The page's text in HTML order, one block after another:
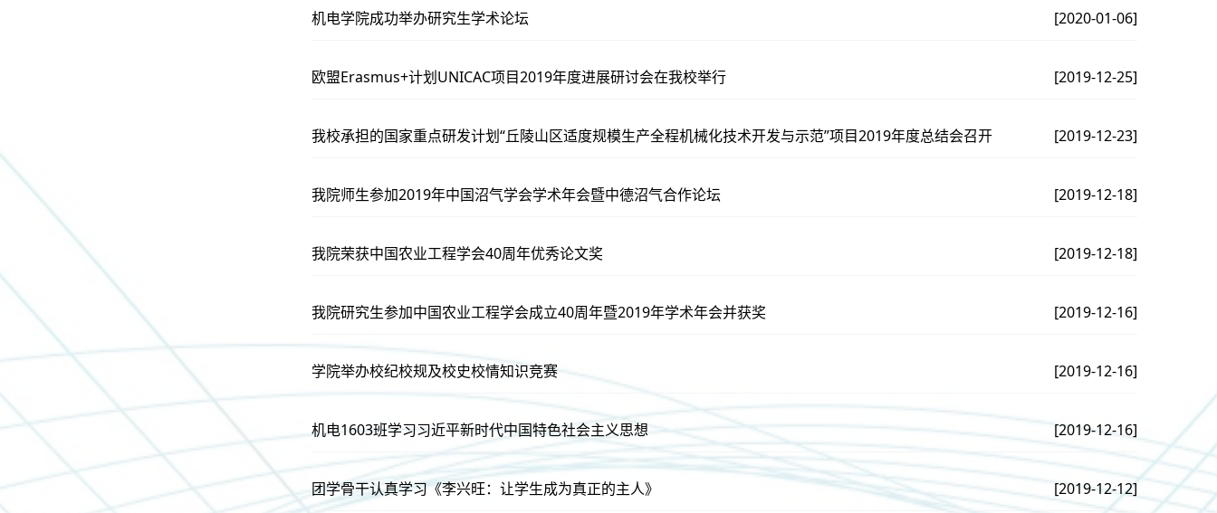
机电学院成功举办研究生学术论坛 [2020-01-06]
欧盟Erasmus+计划UNICAC项目2019年度进展研讨会在我校举行 [2019-12-25]
我校承担的国家重点研发计划“丘陵山区适度规模生产全程机械化技术开发与示范”项目2019年度总结会召开 [2019-12-23]
我院师生参加2019年中国沼气学会学术年会暨中德沼气合作论坛 [2019-12-18]
我院荣获中国农业工程学会40周年优秀论文奖 [2019-12-18]
我院研究生参加中国农业工程学会成立40周年暨2019年学术年会并获奖 [2019-12-16]
学院举办校纪校规及校史校情知识竞赛 [2019-12-16]
机电1603班学习习近平新时代中国特色社会主义思想 [2019-12-16]
团学骨干认真学习《李兴旺：让学生成为真正的主人》 [2019-12-12]